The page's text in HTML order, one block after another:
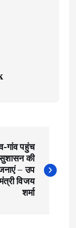
गांव पहुंच
की
– उप
विजय
शर्मा